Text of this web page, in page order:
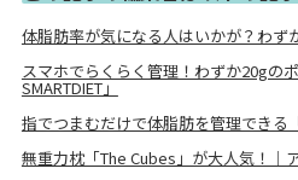
体脂肪率が気になる人はいかが？わず
スマホでらくらく管理！わずか20gの
SMARTDIET」
指でつまむだけで体脂肪を管理できる「
無重力枕「The Cubes」が大人気！｜